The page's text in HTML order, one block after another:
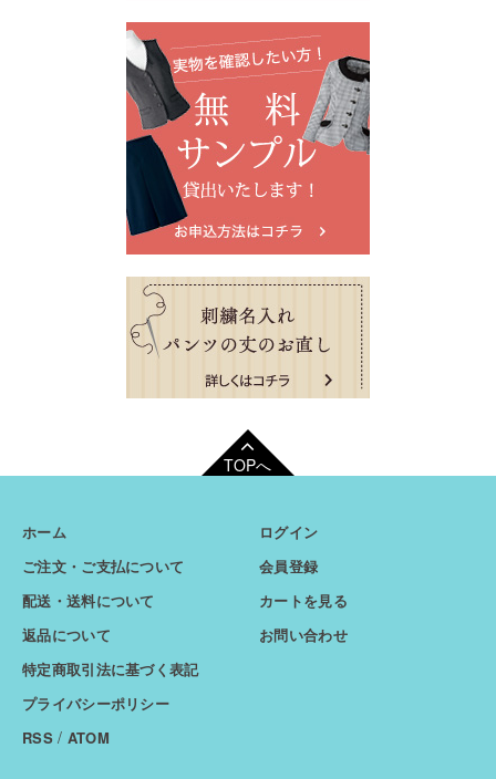
TOPへ
ホーム
ご注文・ご支払について
配送・送料について
返品について
特定商取引法に基づく表記
プライバシーポリシー
RSS/ ATOM
ログイン
会員登録
カートを見る
お問い合わせ